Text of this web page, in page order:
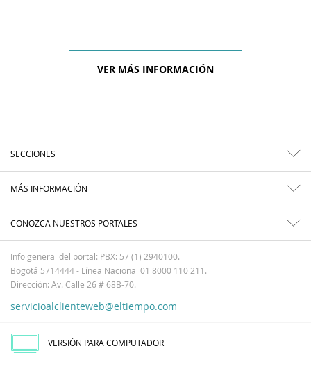
VER MÁS INFORMACIÓN
SECCIONES
MÁS INFORMACIÓN
CONOZCA NUESTROS PORTALES
Info general del portal: PBX: 57 (1) 2940100.
Bogotá 5714444 - Línea Nacional 01 8000 110 211.
Dirección: Av. Calle 26 # 68B-70.
servicioalclienteweb@eltiempo.com
VERSIÓN PARA COMPUTADOR